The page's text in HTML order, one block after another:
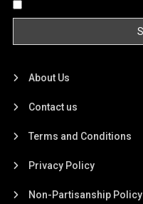
About Us
Contact us
Terms and Conditions
Privacy Policy
Non-Partisanship Policy